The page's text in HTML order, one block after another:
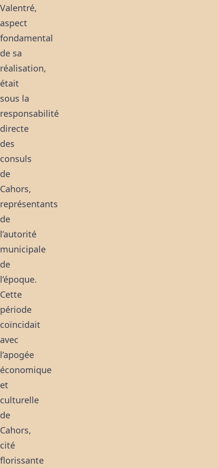
Valentré,
aspect
fondamental
de sa
réalisation,
était
sous la
responsabilité
directe
des
consuls
de
Cahors,
représentants
de
l’autorité
municipale
de
l’époque.
Cette
période
coïncidait
avec
l’apogée
économique
et
culturelle
de
Cahors,
cité
florissante